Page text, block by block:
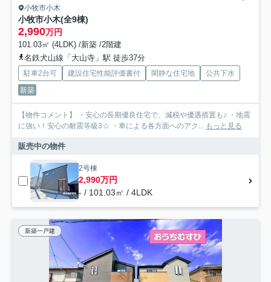
小牧市小木
小牧市小木(全9棟)
2,990万円
101.03㎡ (4LDK) /新築 /2階建
名鉄犬山線「大山寺」駅 徒歩37分
駐車2台可 建設住宅性能評価書付 閑静な住宅地
公共下水
新築
【物件コメント】 ・安心の長期優良住宅で、減税や優遇措置も♪ ・地震
に強い！安心の耐震等級3☆ ・車による各方面へのアク... もっと見る
販売中の物件
2号棟
2,990万円
- / 101.03㎡ / 4LDK
新築一戸建